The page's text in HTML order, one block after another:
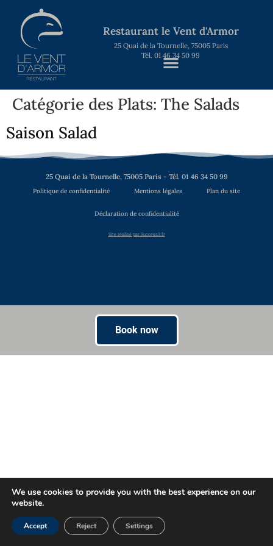
Restaurant le Vent d'Armor
25 Quai de la Tournelle, 75005 Paris
Tél. 01 46 34 50 99
Catégorie des Plats: The Salads
Saison Salad
25 Quai de la Tournelle, 75005 Paris - Tél. 01 46 34 50 99
Politique de confidentialité Mentions légales Plan du site
Déclaration de confidentialité
Site réalisé par Success3.fr
Book now
We use cookies to provide you with the best experience on our
website.
Accept Reject Settings